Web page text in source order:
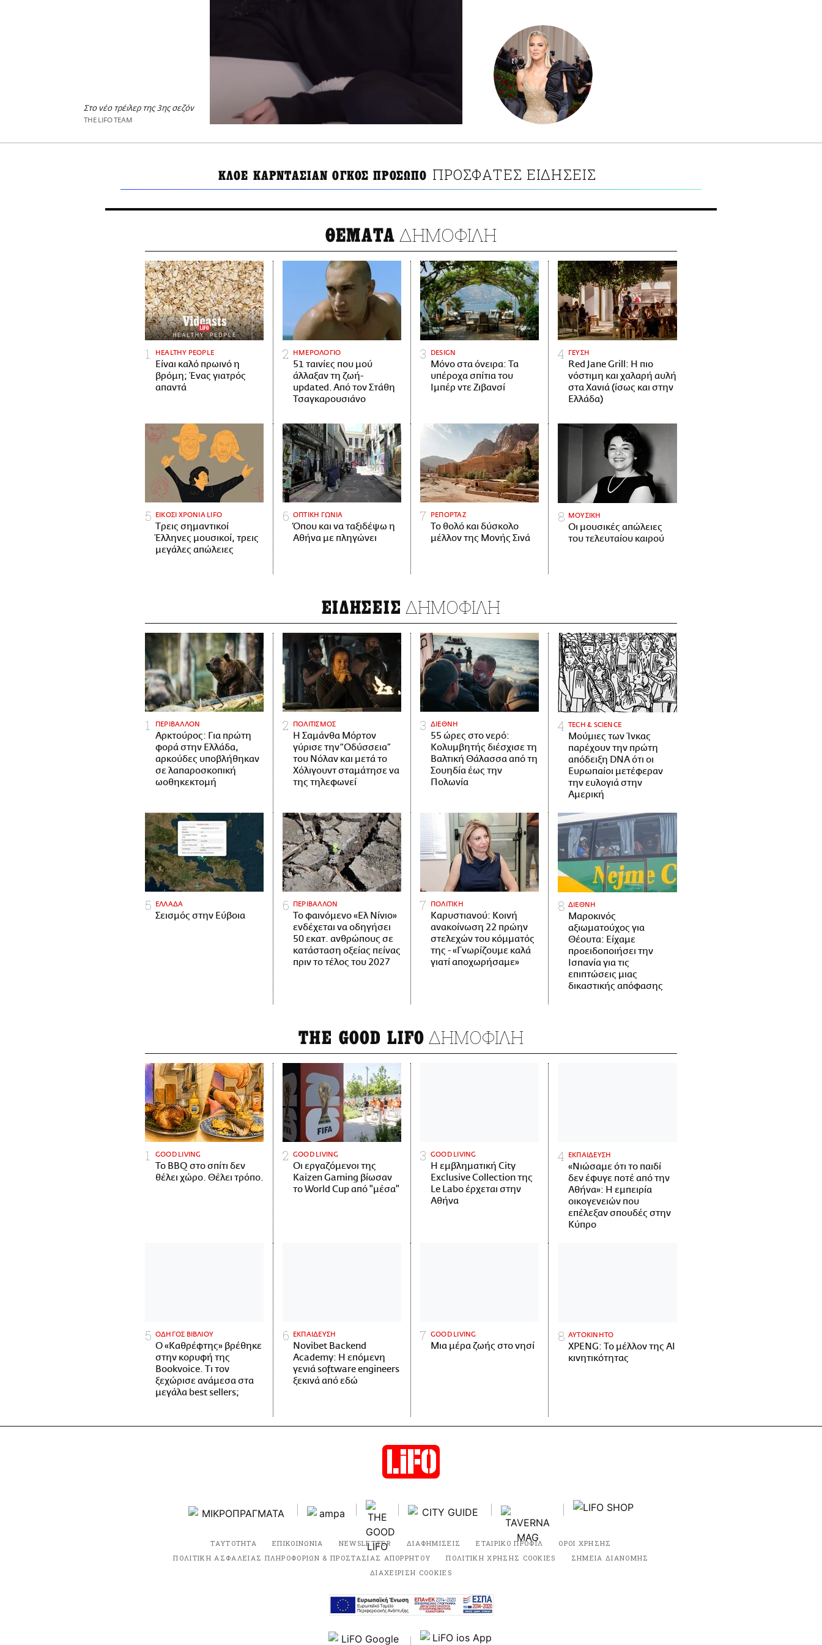
Στο νέο τρέιλερ της 3ης σεζόν
THE LIFO TEAM
ΚΛΟΕ ΚΑΡΝΤΑΣΙΑΝ ΟΓΚΟΣ ΠΡΟΣΩΠΟ ΠΡΟΣΦΑΤΕΣ ΕΙΔΗΣΕΙΣ
ΘΕΜΑΤΑ ΔΗΜΟΦΙΛΗ
HEALTHY PEOPLE
Είναι καλό πρωινό η
βρόμη; Ένας γιατρός
απαντά
ΗΜΕΡΟΛΟΓΙΟ
51 ταινίες που μού
άλλαξαν τη ζωή-
updated. Aπό τον Στάθη
Τσαγκαρουσιάνο
DESIGN
Μόνο στα όνειρα: Τα
υπέροχα σπίτια του
Ιμπέρ ντε Ζιβανσί
ΓΕΥΣΗ
Red Jane Grill: Η πιο
νόστιμη και χαλαρή αυλή
στα Χανιά (ίσως και στην
Ελλάδα)
ΕΙΚΟΣΙ ΧΡΟΝΙΑ LIFO
Tρεις σημαντικοί
Έλληνες μουσικοί, τρεις
μεγάλες απώλειες
ΟΠΤΙΚΗ ΓΩΝΙΑ
Όπου και να ταξιδέψω η
Αθήνα με πληγώνει
ΡΕΠΟΡΤΑΖ
Το θολό και δύσκολο
μέλλον της Μονής Σινά
ΜΟΥΣΙΚΗ
Οι μουσικές απώλειες
του τελευταίου καιρού
ΕΙΔΗΣΕΙΣ ΔΗΜΟΦΙΛΗ
ΠΕΡΙΒΑΛΛΟΝ
Αρκτούρος: Για πρώτη
φορά στην Ελλάδα,
αρκούδες υποβλήθηκαν
σε λαπαροσκοπική
ωοθηκεκτομή
ΠΟΛΙΤΙΣΜΟΣ
Η Σαμάνθα Μόρτον
γύρισε την “Οδύσσεια”
του Νόλαν και μετά το
Χόλιγουντ σταμάτησε να
της τηλεφωνεί
ΔΙΕΘΝΗ
55 ώρες στο νερό:
Κολυμβητής διέσχισε τη
Βαλτική Θάλασσα από τη
Σουηδία έως την
Πολωνία
ΤECH & SCIENCE
Μούμιες των Ίνκας
παρέχουν την πρώτη
απόδειξη DNA ότι οι
Ευρωπαίοι μετέφεραν
την ευλογιά στην
Αμερική
ΕΛΛΑΔΑ
Σεισμός στην Εύβοια
ΠΕΡΙΒΑΛΛΟΝ
Το φαινόμενο «Ελ Νίνιο»
ενδέχεται να οδηγήσει
50 εκατ. ανθρώπους σε
κατάσταση οξείας πείνας
πριν το τέλος του 2027
ΠΟΛΙΤΙΚΗ
Καρυστιανού: Κοινή
ανακοίνωση 22 πρώην
στελεχών του κόμματός
της - «Γνωρίζουμε καλά
γιατί αποχωρήσαμε»
ΔΙΕΘΝΗ
Μαροκινός
αξιωματούχος για
Θέουτα: Είχαμε
προειδοποιήσει την
Ισπανία για τις
επιπτώσεις μιας
δικαστικής απόφασης
THE GOOD LIFO ΔΗΜΟΦΙΛΗ
GOOD LIVING
Το BBQ στο σπίτι δεν
θέλει χώρο. Θέλει τρόπο.
GOOD LIVING
Οι εργαζόμενοι της
Kaizen Gaming βίωσαν
το World Cup από "μέσα"
GOOD LIVING
Η εμβληματική City
Exclusive Collection της
Le Labo έρχεται στην
Αθήνα
ΕΚΠΑΙΔΕΥΣΗ
«Νιώσαμε ότι το παιδί
δεν έφυγε ποτέ από την
Αθήνα»: Η εμπειρία
οικογενειών που
επέλεξαν σπουδές στην
Κύπρο
ΟΔΗΓΟΣ ΒΙΒΛΙΟΥ
Ο «Καθρέφτης» βρέθηκε
στην κορυφή της
Bookvoice. Τι τον
ξεχώρισε ανάμεσα στα
μεγάλα best sellers;
ΕΚΠΑΙΔΕΥΣΗ
Novibet Backend
Academy: Η επόμενη
γενιά software engineers
ξεκινά από εδώ
GOOD LIVING
Μια μέρα ζωής στο νησί
ΑΥΤΟΚΙΝΗΤΟ
XPENG: Το μέλλον της AI
κινητικότητας
ΤΑΥΤΟΤΗΤΑ ΕΠΙΚΟΙΝΩΝΙΑ NEWSLETTER ΔΙΑΦΗΜΙΣΕΙΣ ΕΤΑΙΡΙΚΟ ΠΡΟΦΙΛ
ΟΡΟΙ ΧΡΗΣΗΣ
ΠΟΛΙΤΙΚΗ ΑΣΦΑΛΕΙΑΣ ΠΛΗΡΟΦΟΡΙΩΝ & ΠΡΟΣΤΑΣΙΑΣ ΑΠΟΡΡΗΤΟΥ
ΠΟΛΙΤΙΚΗ ΧΡΗΣΗΣ COOKIES
ΣΗΜΕΙΑ ΔΙΑΝΟΜΗΣ
ΔΙΑΧΕΙΡΙΣΗ COOKIES